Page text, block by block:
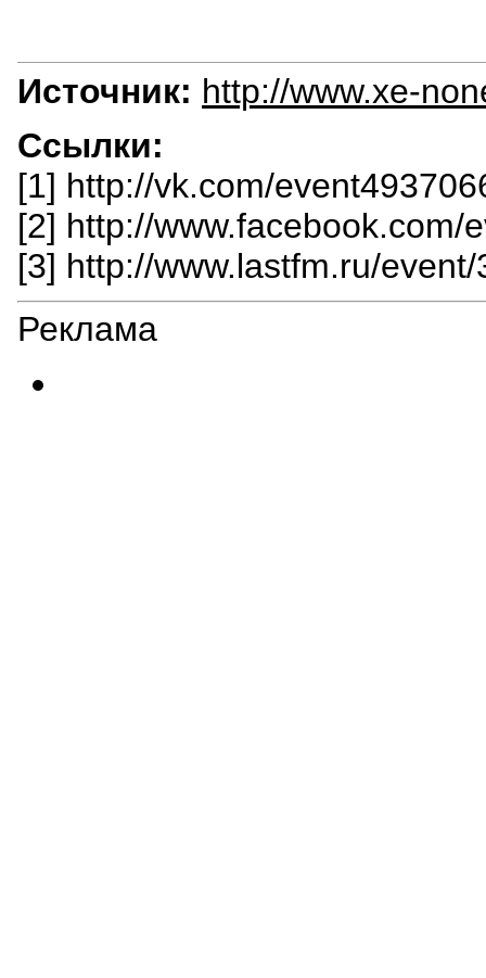
Источник: http://www.xe-
Ссылки:
[1] http://vk.com/
[2] http://www.facebook.com/
[3] http://www.lastfm.ru/
Реклама